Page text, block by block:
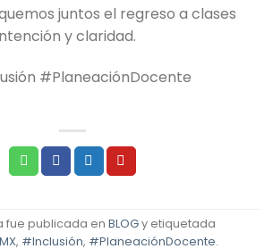
juntos el regreso a clases
y claridad.
#PlaneaciónDocente
fue publicada en BLOGy etiquetada
, #Inclusión, #PlaneaciónDocente.